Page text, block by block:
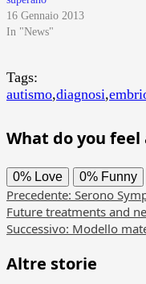
16 Gennaio 2013
In "News"
Tags:
autismo,diagnosi,
What do you
0% Love 0% Funny
Navigazione
articolo
Precedente: Serono
Future treatments and
Successivo: Modello
Altre storie